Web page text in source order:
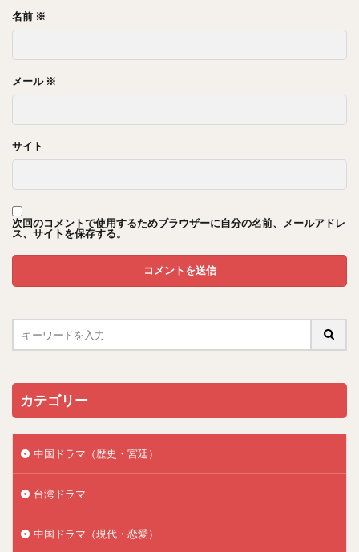
名前 ※
メール ※
サイト
次回のコメントで使用するためブラウザーに自分の名前、メールアドレ
ス、サイトを保存する。
カテゴリー
中国ドラマ（歴史・宮廷）
台湾ドラマ
中国ドラマ（現代・恋愛）